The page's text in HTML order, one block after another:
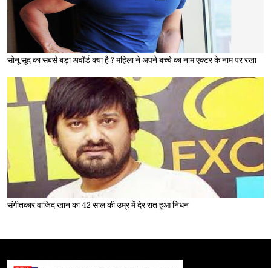
सोनू सूद का सबसे बड़ा अवॉर्ड क्या है ? महिला ने अपने बच्चे का नाम एक्टर के नाम पर रखा
संगीतकार वाजिद खान का 42 साल की उम्र में देर रात हुआ निधन